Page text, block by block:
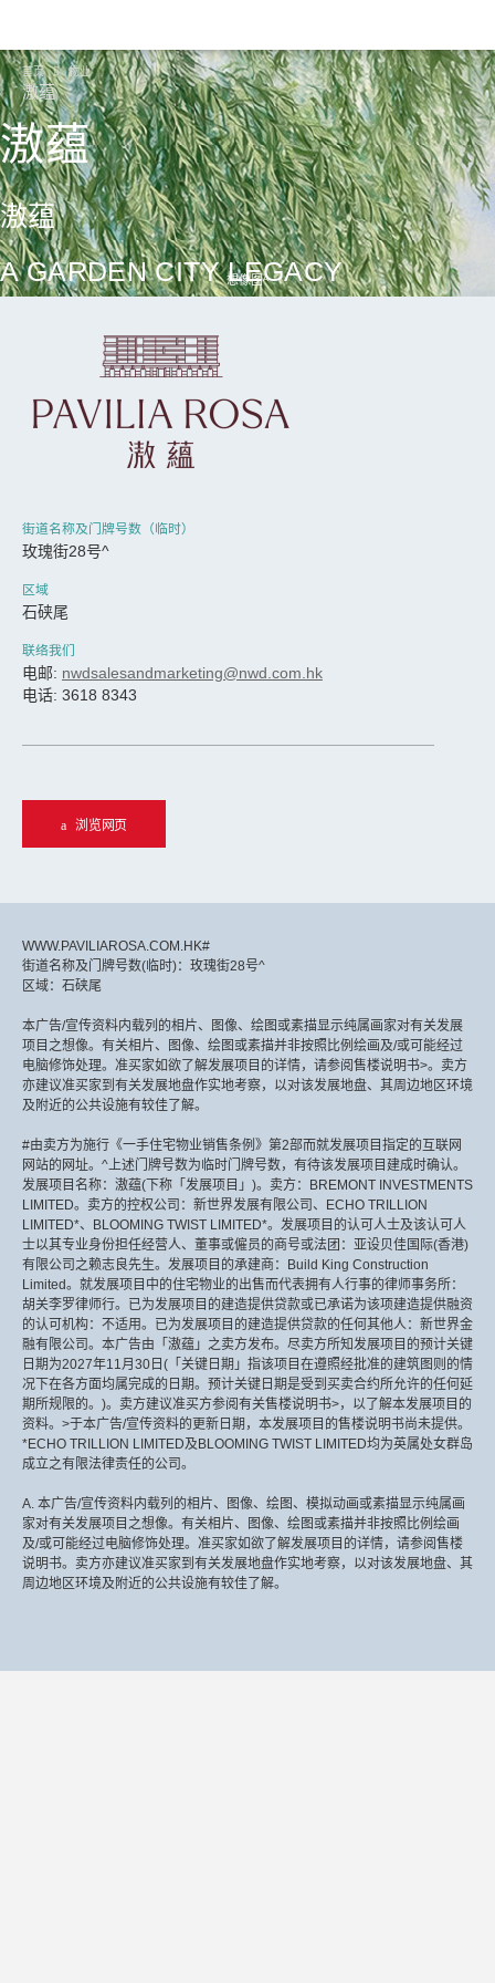
首页 物业
滶蕴
滶蕴
想像图ᴬ
滶蕴
A GARDEN CITY LEGACY
街道名称及门牌号数（临时）
玫瑰街28号^
区域
石硖尾
联络我们
电邮: nwdsalesandmarketing@nwd.com.hk
电话: 3618 8343
浏览网页
WWW.PAVILIAROSA.COM.HK#
街道名称及门牌号数(临时)：玫瑰街28号^
区域：石硖尾
本广告/宣传资料内载列的相片、图像、绘图或素描显示纯属画家对有关发展
项目之想像。有关相片、图像、绘图或素描并非按照比例绘画及/或可能经过
电脑修饰处理。准买家如欲了解发展项目的详情，请参阅售楼说明书>。卖方
亦建议准买家到有关发展地盘作实地考察，以对该发展地盘、其周边地区环境
及附近的公共设施有较佳了解。
#由卖方为施行《一手住宅物业销售条例》第2部而就发展项目指定的互联网
网站的网址。^上述门牌号数为临时门牌号数，有待该发展项目建成时确认。
发展项目名称：滶蕴(下称「发展项目」)。卖方：BREMONT INVESTMENTS
LIMITED。卖方的控权公司：新世界发展有限公司、ECHO TRILLION
LIMITED*、BLOOMING TWIST LIMITED*。发展项目的认可人士及该认可人
士以其专业身份担任经营人、董事或僱员的商号或法团：亚设贝佳国际(香港)
有限公司之赖志良先生。发展项目的承建商：Build King Construction
Limited。就发展项目中的住宅物业的出售而代表拥有人行事的律师事务所：
胡关李罗律师行。已为发展项目的建造提供贷款或已承诺为该项建造提供融资
的认可机构：不适用。已为发展项目的建造提供贷款的任何其他人：新世界金
融有限公司。本广告由「滶蕴」之卖方发布。尽卖方所知发展项目的预计关键
日期为2027年11月30日(「关键日期」指该项目在遵照经批准的建筑图则的情
况下在各方面均属完成的日期。预计关键日期是受到买卖合约所允许的任何延
期所规限的。)。卖方建议准买方参阅有关售楼说明书>，以了解本发展项目的
资料。>于本广告/宣传资料的更新日期，本发展项目的售楼说明书尚未提供。
*ECHO TRILLION LIMITED及BLOOMING TWIST LIMITED均为英属处女群岛
成立之有限法律责任的公司。
A. 本广告/宣传资料内载列的相片、图像、绘图、模拟动画或素描显示纯属画
家对有关发展项目之想像。有关相片、图像、绘图或素描并非按照比例绘画
及/或可能经过电脑修饰处理。准买家如欲了解发展项目的详情，请参阅售楼
说明书。卖方亦建议准买家到有关发展地盘作实地考察，以对该发展地盘、其
周边地区环境及附近的公共设施有较佳了解。